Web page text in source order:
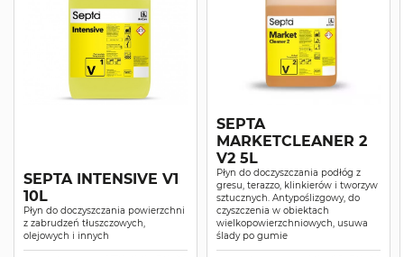
SEPTA INTENSIVE V1
10L
Płyn do doczyszczania powierzchni
z zabrudzeń tłuszczowych,
olejowych i innych
SEPTA
MARKETCLEANER 2
V2 5L
Płyn do doczyszczania podłóg z
gresu, terazzo, klinkierów i tworzyw
sztucznych. Antypoślizgowy, do
czyszczenia w obiektach
wielkopowierzchniowych, usuwa
ślady po gumie